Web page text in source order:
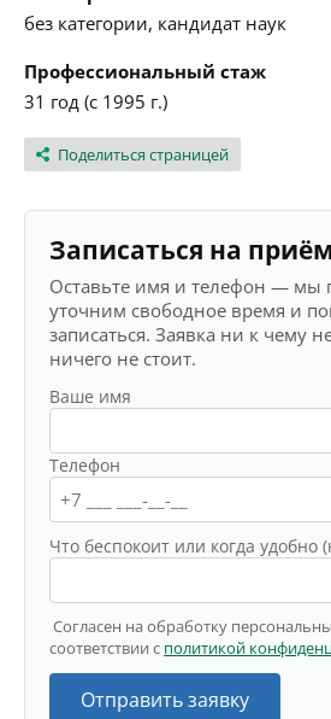
без категории, кандидат наук
Профессиональный стаж
31 год (с 1995 г.)
Поделиться страницей
Записаться на приём
Оставьте имя и телефон — мы
уточним свободное время и
записаться. Заявка ни к чему
ничего не стоит.
Ваше имя
Телефон
Что беспокоит или когда удобно
Согласен на обработку
соответствии с политикой
Отправить заявку